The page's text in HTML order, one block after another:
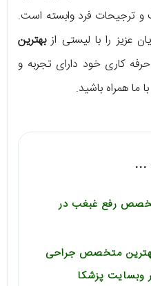
ترجیحات فرد وابسته است.
عزیز را با لیستی ازبهترین
کاری خود دارای تجربه و
ما همراه باشید.
رفع غبغب در
متخصص جراحی
وبسایت پزشکا